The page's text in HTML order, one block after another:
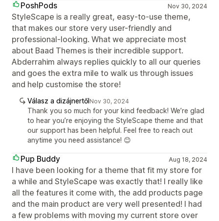
PoshPods
Nov 30, 2024
StyleScape is a really great, easy-to-use theme,
that makes our store very user-friendly and
professional-looking. What we appreciate most
about Baad Themes is their incredible support.
Abderrahim always replies quickly to all our queries
and goes the extra mile to walk us through issues
and help customise the store!
Válasz a dizájnertőlNov 30, 2024
Thank you so much for your kind feedback! We’re glad
to hear you’re enjoying the StyleScape theme and that
our support has been helpful. Feel free to reach out
anytime you need assistance! 😊
Pup Buddy Aug 18, 2024
I have been looking for a theme that fit my store for
a while and StyleScape was exactly that! I really like
all the features it come with, the add products page
and the main product are very well presented! I had
a few problems with moving my current store over